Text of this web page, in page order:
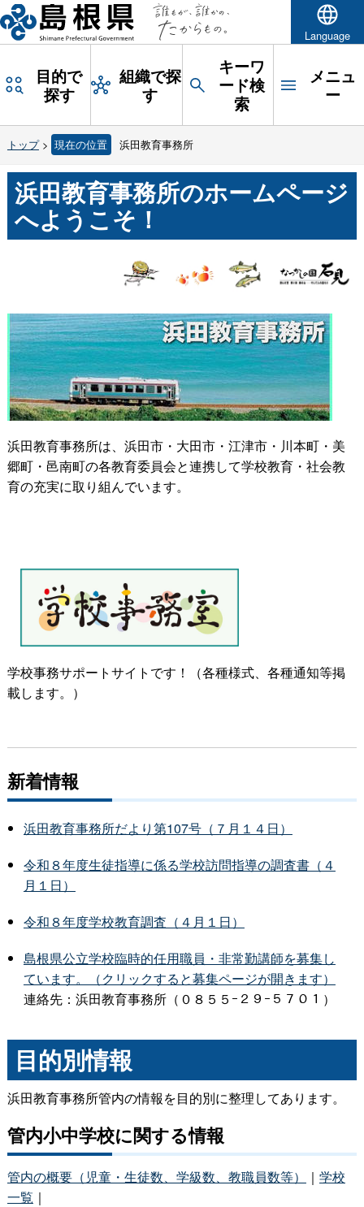
Language
目的で
探す
組織で探
す
キーワ
ード検
索
メニュ
ー
トップ> 現在の位置 浜田教育事務所
浜田教育事務所のホームページ
へようこそ！
浜田教育事務所は、浜田市・大田市・江津市・川本町・美
郷町・邑南町の各教育委員会と連携して学校教育・社会教
育の充実に取り組んでいます。
学校事務サポートサイトです！（各種様式、各種通知等掲
載します。）
新着情報
浜田教育事務所だより第107号（７月１４日）
令和８年度生徒指導に係る学校訪問指導の調査書（４
月１日）
令和８年度学校教育調査（４月１日）
島根県公立学校臨時的任用職員・非常勤講師を募集し
ています。（クリックすると募集ページが開きます）
連絡先：浜田教育事務所（０８５５ｰ２９ｰ５７０１）
目的別情報
浜田教育事務所管内の情報を目的別に整理してあります。
管内小中学校に関する情報
管内の概要（児童・生徒数、学級数、教職員数等） ｜ 学校
一覧 ｜